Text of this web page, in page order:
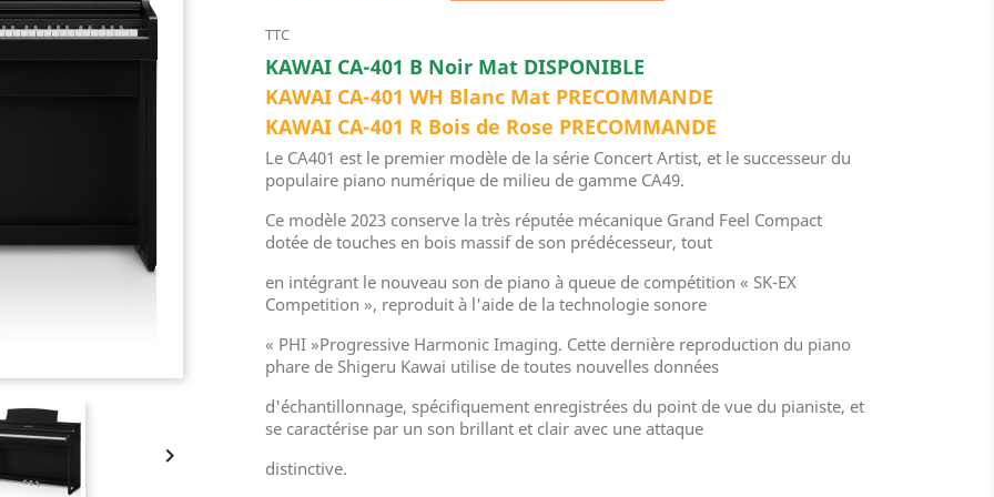

TTC
KAWAI CA-401 B Noir Mat DISPONIBLE
KAWAI CA-401 WH Blanc Mat PRECOMMANDE
KAWAI CA-401 R Bois de Rose PRECOMMANDE
Le CA401 est le premier modèle de la série Concert Artist, et le successeur du
populaire piano numérique de milieu de gamme CA49.
Ce modèle 2023 conserve la très réputée mécanique Grand Feel Compact
dotée de touches en bois massif de son prédécesseur, tout
en intégrant le nouveau son de piano à queue de compétition « SK-EX
Competition », reproduit à l'aide de la technologie sonore
« PHI »Progressive Harmonic Imaging. Cette dernière reproduction du piano
phare de Shigeru Kawai utilise de toutes nouvelles données
d'échantillonnage, spécifiquement enregistrées du point de vue du pianiste, et
se caractérise par un son brillant et clair avec une attaque
distinctive.